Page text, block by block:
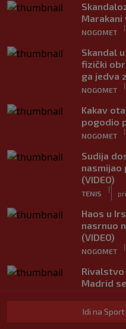
Marakani
NOGOMET
|
Skandal
fizički
ga jedva
NOGOMET
|
Kakav
pogodio
NOGOMET
|
Sudija
nasmijao
(VIDEO)
TENIS
|
Haos u
nasrnuo
(VIDEO)
NOGOMET
|
Madrid
gubitka
NOGOMET
Idi na Sport